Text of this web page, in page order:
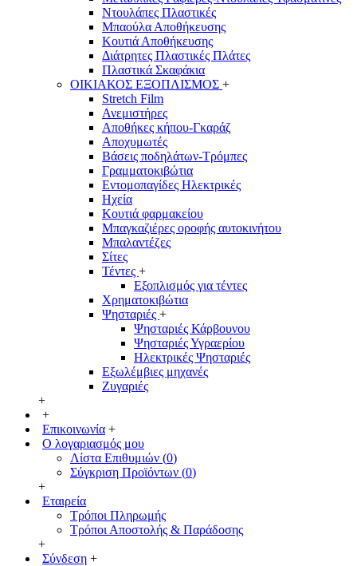
Ντουλάπες Πλαστικές
Μπαούλα Αποθήκευσης
Κουτιά Αποθήκευσης
Διάτρητες Πλαστικές Πλάτες
Πλαστικά Σκαφάκια
ΟΙΚΙΑΚΟΣ ΕΞΟΠΛΙΣΜΟΣ +
Stretch Film
Ανεμιστήρες
Αποθήκες κήπου-Γκαράζ
Αποχυμωτές
Βάσεις ποδηλάτων-Τρόμπες
Γραμματοκιβώτια
Εντομοπαγίδες Ηλεκτρικές
Ηχεία
Κουτιά φαρμακείου
Μπαγκαζιέρες οροφής αυτοκινήτου
Μπαλαντέζες
Σίτες
Τέντες +
Εξοπλισμός για τέντες
Χρηματοκιβώτια
Ψησταριές +
Ψησταριές Κάρβουνου
Ψησταριές Υγραερίου
Ηλεκτρικές Ψησταριές
Εξωλέμβιες μηχανές
Ζυγαριές
+
+
Επικοινωνία +
Ο λογαριασμός μου
Λίστα Επιθυμιών (0)
Σύγκριση Προϊόντων (0)
+
Εταιρεία
Τρόποι Πληρωμής
Τρόποι Αποστολής & Παράδοσης
+
Σύνδεση +